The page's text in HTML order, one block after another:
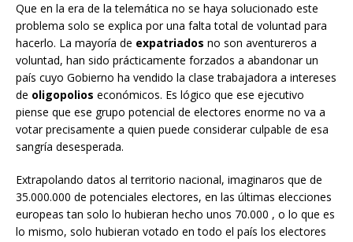
Que en la era de la telemática no se haya solucionado este
problema solo se explica por una falta total de voluntad para
hacerlo. La mayoría de expatriados no son aventureros a
voluntad, han sido prácticamente forzados a abandonar un
país cuyo Gobierno ha vendido la clase trabajadora a intereses
de oligopolios económicos. Es lógico que ese ejecutivo
piense que ese grupo potencial de electores enorme no va a
votar precisamente a quien puede considerar culpable de esa
sangría desesperada.
Extrapolando datos al territorio nacional, imaginaros que de
35.000.000 de potenciales electores, en las últimas elecciones
europeas tan solo lo hubieran hecho unos 70.000 , o lo que es
lo mismo, solo hubieran votado en todo el país los electores